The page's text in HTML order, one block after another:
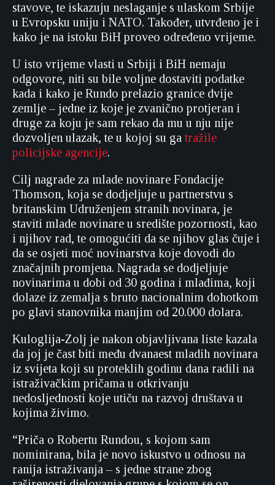
stavove, te iskazuju neslaganje s ulaskom Srbije
u Evropsku uniju i NATO. Također, utvrđeno je i
kako je na istoku BiH proveo određeno vrijeme.
U isto vrijeme vlasti u Srbiji i BiH nemaju
odgovore, niti su bile voljne dostaviti podatke
kada i kako je Rundo prelazio granice dvije
zemlje – jedne iz koje je zvanično protjeran i
druge za koju je sam rekao da mu u nju nije
dozvoljen ulazak, te u kojoj su ga tražile
policijske agencije.
Cilj nagrade za mlade novinare Fondacije
Thomson, koja se dodjeljuje u partnerstvu s
britanskim Udruženjem stranih novinara, je
staviti mlade novinare u središte pozornosti, kao
i njihov rad, te omogućiti da se njihov glas čuje i
da se osjeti moć novinarstva koje dovodi do
značajnih promjena. Nagrada se dodjeljuje
novinarima u dobi od 30 godina i mlađima, koji
dolaze iz zemalja s bruto nacionalnim dohotkom
po glavi stanovnika manjim od 20.000 dolara.
Kuloglija-Zolj je nakon objavljivana liste kazala
da joj je čast biti među dvanaest mladih novinara
iz svijeta koji su proteklih godinu dana radili na
istraživačkim pričama u otkrivanju
nedosljednosti koje utiču na razvoj društava u
kojima živimo.
“Priča o Robertu Rundou, s kojom sam
nominirana, bila je novo iskustvo u odnosu na
ranija istraživanja – s jedne strane zbog